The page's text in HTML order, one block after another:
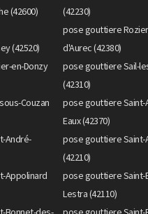
(42600)
(42230)
(42520)
pose gouttiere
d'Aurec (42380)
en-Donzy
pose gouttiere Sail-
(42310)
Couzan
pose gouttiere Saint-
Eaux (42370)
André-
pose gouttiere Saint-
(42210)
Appolinard
pose gouttiere Saint-
Lestra (42110)